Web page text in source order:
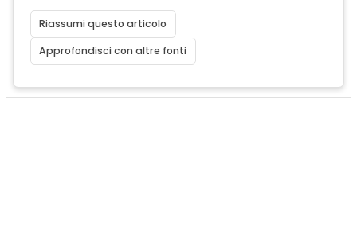
Riassumi questo articolo
Approfondisci con altre fonti